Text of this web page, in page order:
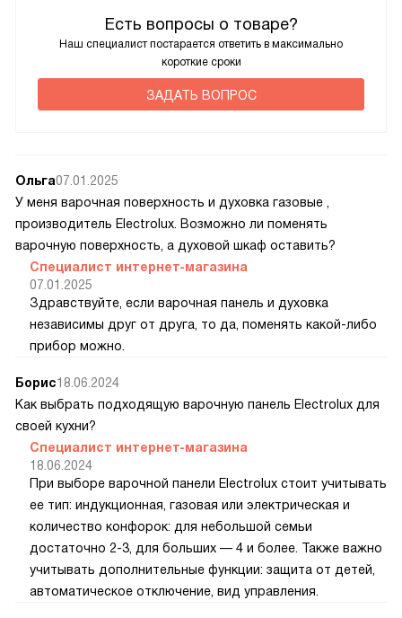
Есть вопросы о товаре?
Наш специалист постарается ответить в максимально
короткие сроки
ЗАДАТЬ ВОПРОС
Ольга07.01.2025
У меня варочная поверхность и духовка газовые ,
производитель Electrolux. Возможно ли поменять
варочную поверхность, а духовой шкаф оставить?
Специалист интернет-магазина
07.01.2025
Здравствуйте, если варочная панель и духовка
независимы друг от друга, то да, поменять какой-либо
прибор можно.
Борис18.06.2024
Как выбрать подходящую варочную панель Electrolux для
своей кухни?
Специалист интернет-магазина
18.06.2024
При выборе варочной панели Electrolux стоит учитывать
ее тип: индукционная, газовая или электрическая и
количество конфорок: для небольшой семьи
достаточно 2-3, для больших — 4 и более. Также важно
учитывать дополнительные функции: защита от детей,
автоматическое отключение, вид управления.